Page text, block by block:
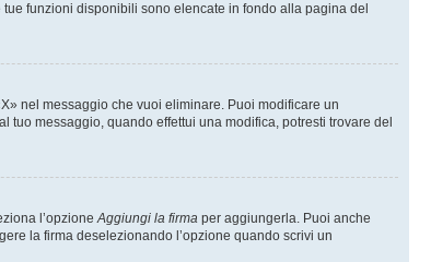
funzioni disponibili sono elencate in fondo alla pagina del
nel messaggio che vuoi eliminare. Puoi modificare un
messaggio, quando effettui una modifica, potresti trovare del
l’opzioneAggiungi la firma per aggiungerla. Puoi anche
la firma deselezionando l’opzione quando scrivi un